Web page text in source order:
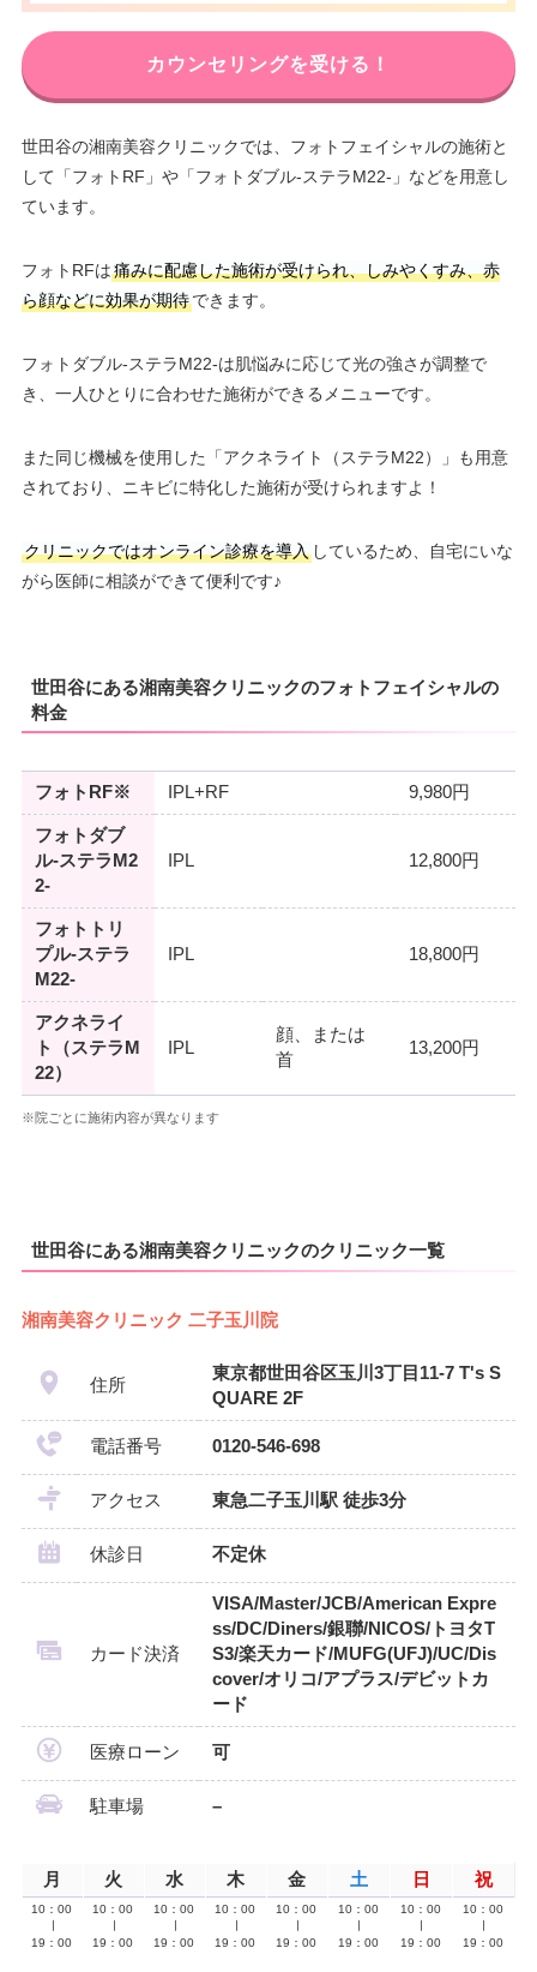
カウンセリングを受ける！
世田谷の湘南美容クリニックでは、フォトフェイシャルの施術と
して「フォトRF」や「フォトダブル-ステラM22-」などを用意し
ています。
フォトRFは痛みに配慮した施術が受けられ、しみやくすみ、赤
ら顔などに効果が期待できます。
フォトダブル-ステラM22-は肌悩みに応じて光の強さが調整で
き、一人ひとりに合わせた施術ができるメニューです。
また同じ機械を使用した「アクネライト（ステラM22）」も用意
されており、ニキビに特化した施術が受けられますよ！
クリニックではオンライン診療を導入しているため、自宅にいな
がら医師に相談ができて便利です♪
世田谷にある湘南美容クリニックのフォトフェイシャルの
料金
フォトRF※ IPL+RF 9,980円
フォトダブ
ル-ステラM2
2-
IPL 12,800円
フォトトリ
プル-ステラ
M22-
IPL 18,800円
アクネライ
ト（ステラM
22）
IPL
顔、または
首
13,200円
※院ごとに施術内容が異なります
世田谷にある湘南美容クリニックのクリニック一覧
湘南美容クリニック 二子玉川院
住所
東京都世田谷区玉川3丁目11-7 T's S
QUARE 2F
電話番号 0120-546-698
アクセス 東急二子玉川駅 徒歩3分
休診日 不定休
カード決済
VISA/Master/JCB/American Expre
ss/DC/Diners/銀聯/NICOS/トヨタT
S3/楽天カード/MUFG(UFJ)/UC/Dis
cover/オリコ/アプラス/デビットカ
ード
医療ローン 可
駐車場 –
月 火 水 木 金 土 日 祝
10：00
19：00
10：00
19：00
10：00
19：00
10：00
19：00
10：00
19：00
10：00
19：00
10：00
19：00
10：00
19：00